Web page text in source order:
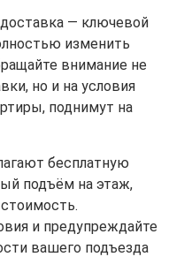
доставка — ключевой
изменить
внимание не
но и на условия
поднимут на
бесплатную
подъём на этаж,
и предупреждайте
вашего подъезда